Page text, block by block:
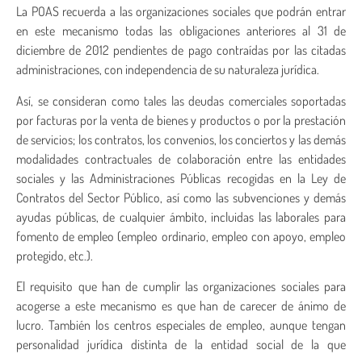
La POAS recuerda a las organizaciones sociales que podrán entrar
en este mecanismo todas las obligaciones anteriores al 31 de
diciembre de 2012 pendientes de pago contraídas por las citadas
administraciones, con independencia de su naturaleza jurídica.
Así, se consideran como tales las deudas comerciales soportadas
por facturas por la venta de bienes y productos o por la prestación
de servicios; los contratos, los convenios, los conciertos y las demás
modalidades contractuales de colaboración entre las entidades
sociales y las Administraciones Públicas recogidas en la Ley de
Contratos del Sector Público, así como las subvenciones y demás
ayudas públicas, de cualquier ámbito, incluidas las laborales para
fomento de empleo (empleo ordinario, empleo con apoyo, empleo
protegido, etc.).
El requisito que han de cumplir las organizaciones sociales para
acogerse a este mecanismo es que han de carecer de ánimo de
lucro. También los centros especiales de empleo, aunque tengan
personalidad jurídica distinta de la entidad social de la que